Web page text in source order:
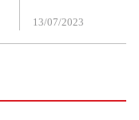
13/07/2023